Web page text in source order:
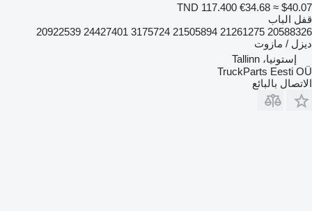
TND 117.400 €34.68 ≈ $40.07
قفل الباب
20588326 21261275 21505894 3175724 24427401 20922539
ديزل / مازوت
إستونيا، Tallinn
TruckParts Eesti OÜ
الاتصال بالبائع